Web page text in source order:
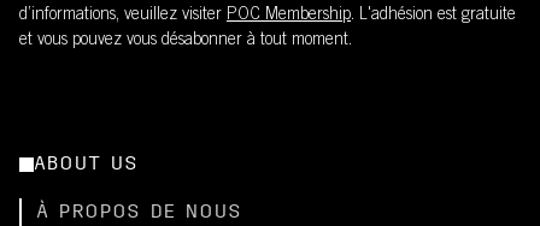
d’informations, veuillez visiter POC Membership. L'adhésion est gratuite
et vous pouvez vous désabonner à tout moment.
ABOUT US
À PROPOS DE NOUS